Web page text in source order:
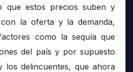
que estos precios suben y
la oferta y la demanda,
como la sequía que
del país y por supuesto
los delincuentes, que ahora